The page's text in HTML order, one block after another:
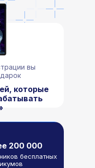
бесплатных
200 000
вы
которые